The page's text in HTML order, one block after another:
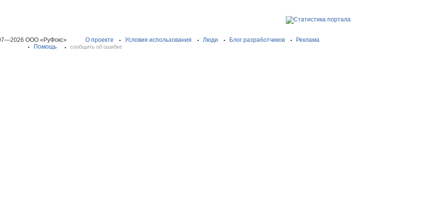
ООО «РуФокс» О проекте Условия использования Люди Блог разработчиков
Реклама
Помощь
сообщить об ошибке